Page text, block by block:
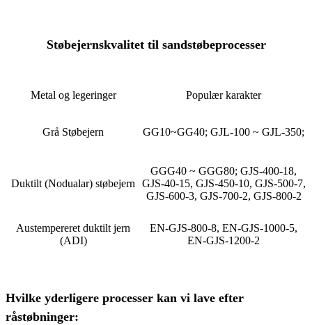
Støbejernskvalitet til sandstøbeprocesser
Metal og legeringer Populær karakter
Grå Støbejern GG10~GG40; GJL-100 ~ GJL-350;
Duktilt (Nodualar) støbejern
GGG40 ~ GGG80; GJS-400-18,
GJS-40-15, GJS-450-10, GJS-500-7,
GJS-600-3, GJS-700-2, GJS-800-2
Austempereret duktilt jern
(ADI)
EN-GJS-800-8, EN-GJS-1000-5,
EN-GJS-1200-2
Hvilke yderligere processer kan vi lave efter
råstøbninger: